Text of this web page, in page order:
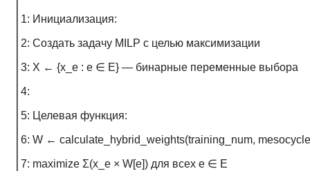
1: Инициализация:
2: Создать задачу MILP с целью максимизации
3: X ← {x_e : e ∈ E} — бинарные переменные выбора
4:
5: Целевая функция:
6: W ← calculate_hybrid_weights(training_num,
7: maximize Σ(x_e × W[e]) для всех e ∈ E